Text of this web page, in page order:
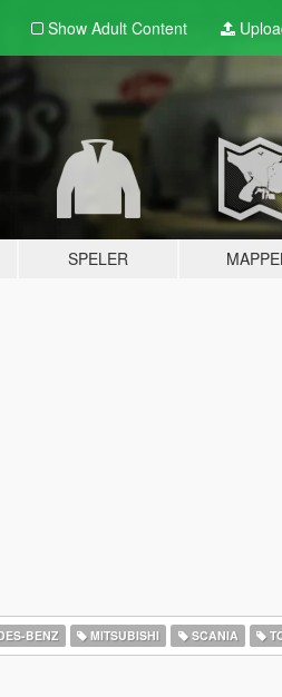
Show Adult Content
SPELER
BENZ MITSUBISHI SCANIA